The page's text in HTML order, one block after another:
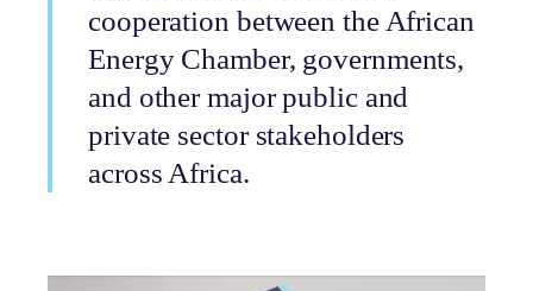
cooperation between the African
Energy Chamber, governments,
and other major public and
private sector stakeholders
across Africa.